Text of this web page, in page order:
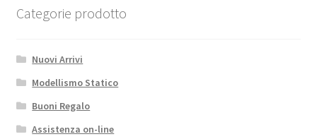
Categorie prodotto
Nuovi Arrivi
Modellismo Statico
Buoni Regalo
Assistenza on-line